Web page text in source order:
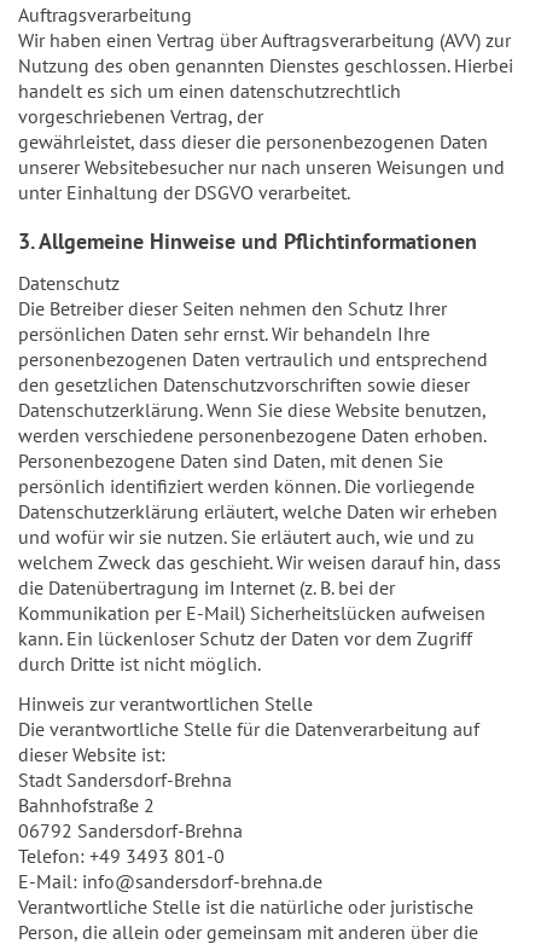
Auftragsverarbeitung
Wir haben einen Vertrag über Auftragsverarbeitung (AVV) zur
Nutzung des oben genannten Dienstes geschlossen. Hierbei
handelt es sich um einen datenschutzrechtlich
vorgeschriebenen Vertrag, der
gewährleistet, dass dieser die personenbezogenen Daten
unserer Websitebesucher nur nach unseren Weisungen und
unter Einhaltung der DSGVO verarbeitet.
3. Allgemeine Hinweise und Pflichtinformationen
Datenschutz
Die Betreiber dieser Seiten nehmen den Schutz Ihrer
persönlichen Daten sehr ernst. Wir behandeln Ihre
personenbezogenen Daten vertraulich und entsprechend
den gesetzlichen Datenschutzvorschriften sowie dieser
Datenschutzerklärung. Wenn Sie diese Website benutzen,
werden verschiedene personenbezogene Daten erhoben.
Personenbezogene Daten sind Daten, mit denen Sie
persönlich identifiziert werden können. Die vorliegende
Datenschutzerklärung erläutert, welche Daten wir erheben
und wofür wir sie nutzen. Sie erläutert auch, wie und zu
welchem Zweck das geschieht. Wir weisen darauf hin, dass
die Datenübertragung im Internet (z. B. bei der
Kommunikation per E-Mail) Sicherheitslücken aufweisen
kann. Ein lückenloser Schutz der Daten vor dem Zugriff
durch Dritte ist nicht möglich.
Hinweis zur verantwortlichen Stelle
Die verantwortliche Stelle für die Datenverarbeitung auf
dieser Website ist:
Stadt Sandersdorf-Brehna
Bahnhofstraße 2
06792 Sandersdorf-Brehna
Telefon: +49 3493 801-0
E-Mail: info@sandersdorf-brehna.de
Verantwortliche Stelle ist die natürliche oder juristische
Person, die allein oder gemeinsam mit anderen über die